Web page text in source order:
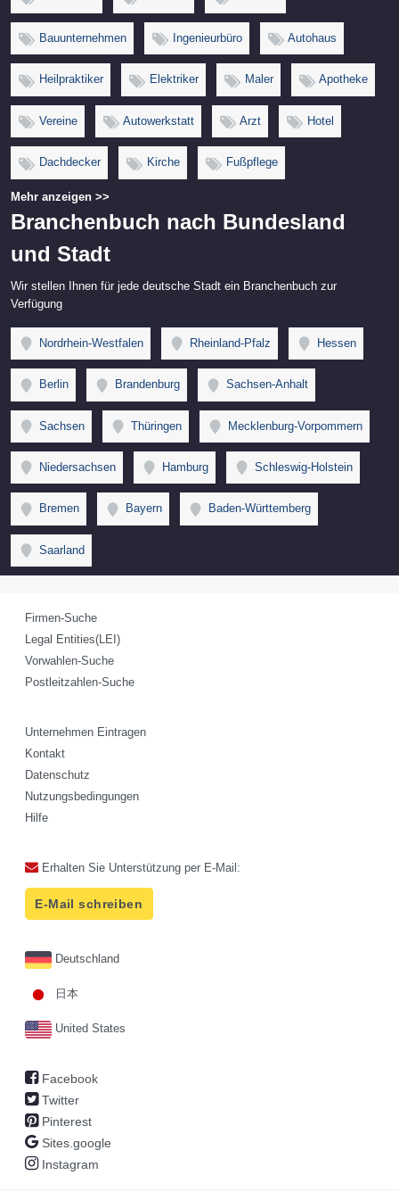
Bauunternehmen Ingenieurbüro Autohaus
Heilpraktiker Elektriker Maler Apotheke
Vereine Autowerkstatt Arzt Hotel
Dachdecker Kirche Fußpflege
Mehr anzeigen >>
Branchenbuch nach Bundesland
und Stadt
Wir stellen Ihnen für jede deutsche Stadt ein Branchenbuch zur
Verfügung
Nordrhein-Westfalen Rheinland-Pfalz Hessen
Berlin Brandenburg Sachsen-Anhalt
Sachsen Thüringen Mecklenburg-Vorpommern
Niedersachsen Hamburg Schleswig-Holstein
Bremen Bayern Baden-Württemberg
Saarland
Firmen-Suche
Legal Entities(LEI)
Vorwahlen-Suche
Postleitzahlen-Suche
Unternehmen Eintragen
Kontakt
Datenschutz
Nutzungsbedingungen
Hilfe
Erhalten Sie Unterstützung per E-Mail:
E-Mail schreiben
Deutschland
日本
United States
Facebook
Twitter
Pinterest
Sites.google
Instagram